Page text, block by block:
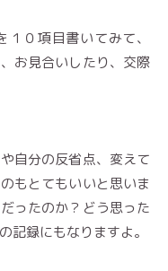
０項目書いてみて、
お見合いしたり、交際
自分の反省点、変えて
もとてもいいと思いま
ったのか？どう思った
記録にもなりますよ。